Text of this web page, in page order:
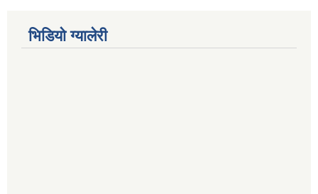
भिडियाे ग्यालेरी